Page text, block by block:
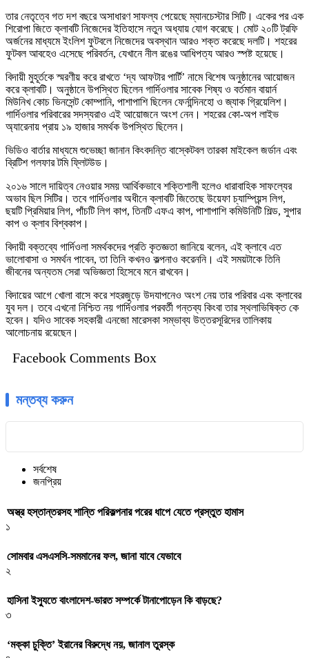
তার নেতৃত্বে গত দশ বছরে অসাধারণ সাফল্য পেয়েছে ম্যানচেস্টার সিটি। একের পর এক
শিরোপা জিতে ক্লাবটি নিজেদের ইতিহাসে নতুন অধ্যায় যোগ করেছে। মোট ২০টি ট্রফি
অর্জনের মাধ্যমে ইংলিশ ফুটবলে নিজেদের অবস্থান আরও শক্ত করেছে দলটি। শহরের
ফুটবল আবহেও এসেছে পরিবর্তন, যেখানে নীল রঙের আধিপত্য আরও স্পষ্ট হয়েছে।
বিদায়ী মুহূর্তকে স্মরণীয় করে রাখতে ‘দ্য আফটার পার্টি’ নামে বিশেষ অনুষ্ঠানের আয়োজন
করে ক্লাবটি। অনুষ্ঠানে উপস্থিত ছিলেন গার্দিওলার সাবেক শিষ্য ও বর্তমান বায়ার্ন
মিউনিখ কোচ ভিনসেন্ট কোম্পানি, পাশাপাশি ছিলেন ফের্নান্দিনহো ও জ্যাক গ্রিয়েলিশ।
গার্দিওলার পরিবারের সদস্যরাও এই আয়োজনে অংশ নেন। শহরের কো-অপ লাইভ
অ্যারেনায় প্রায় ১৯ হাজার সমর্থক উপস্থিত ছিলেন।
ভিডিও বার্তার মাধ্যমে শুভেচ্ছা জানান কিংবদন্তি বাস্কেটবল তারকা মাইকেল জর্ডান এবং
ব্রিটিশ গলফার টমি ফ্লিটউড।
২০১৬ সালে দায়িত্ব নেওয়ার সময় আর্থিকভাবে শক্তিশালী হলেও ধারাবাহিক সাফল্যের
অভাব ছিল সিটির। তবে গার্দিওলার অধীনে ক্লাবটি জিতেছে উয়েফা চ্যাম্পিয়ন্স লিগ,
ছয়টি প্রিমিয়ার লিগ, পাঁচটি লিগ কাপ, তিনটি এফএ কাপ, পাশাপাশি কমিউনিটি শিল্ড, সুপার
কাপ ও ক্লাব বিশ্বকাপ।
বিদায়ী বক্তব্যে গার্দিওলা সমর্থকদের প্রতি কৃতজ্ঞতা জানিয়ে বলেন, এই ক্লাবে এত
ভালোবাসা ও সমর্থন পাবেন, তা তিনি কখনও কল্পনাও করেননি। এই সময়টাকে তিনি
জীবনের অন্যতম সেরা অভিজ্ঞতা হিসেবে মনে রাখবেন।
বিদায়ের আগে খোলা বাসে করে শহরজুড়ে উদযাপনেও অংশ নেয় তার পরিবার এবং ক্লাবের
যুব দল। তবে এখনো নিশ্চিত নয় গার্দিওলার পরবর্তী গন্তব্য কিংবা তার স্থলাভিষিক্ত কে
হবেন। যদিও সাবেক সহকারী এনজো মারেসকা সম্ভাব্য উত্তরসূরিদের তালিকায়
আলোচনায় রয়েছেন।
Facebook Comments Box
মন্তব্য করুন
সর্বশেষ
জনপ্রিয়
অস্ত্র হস্তান্তরসহ শান্তি পরিকল্পনার পরের ধাপে যেতে প্রস্তুত হামাস
১
সোমবার এসএসসি-সমমানের ফল, জানা যাবে যেভাবে
২
হাসিনা ইস্যুতে বাংলাদেশ-ভারত সম্পর্কে টানাপোড়েন কি বাড়ছে?
৩
‘মক্কা চুক্তি’ ইরানের বিরুদ্ধে নয়, জানাল তুরস্ক